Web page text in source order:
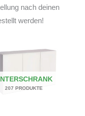
nach deinen
werden!
207 PRODUKTE